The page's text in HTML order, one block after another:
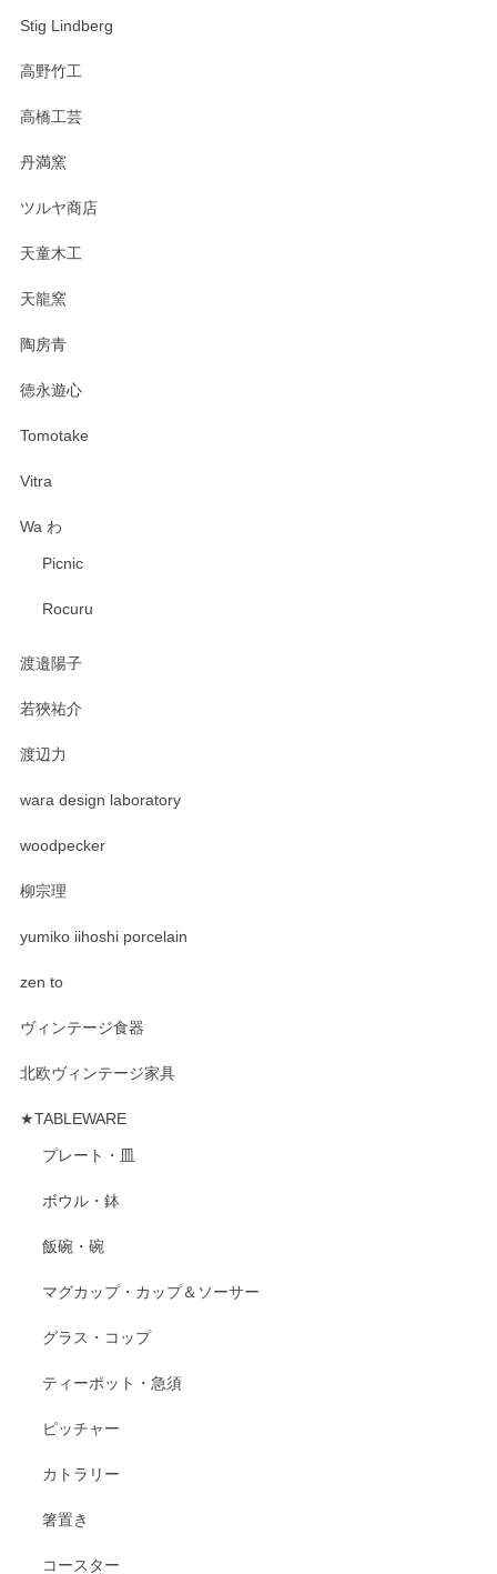
Stig Lindberg
高野竹工
高橋工芸
丹満窯
ツルヤ商店
天童木工
天龍窯
陶房青
徳永遊心
Tomotake
Vitra
Wa わ
Picnic
Rocuru
渡邉陽子
若狹祐介
渡辺力
wara design laboratory
woodpecker
柳宗理
yumiko iihoshi porcelain
zen to
ヴィンテージ食器
北欧ヴィンテージ家具
★TABLEWARE
プレート・皿
ボウル・鉢
飯碗・碗
マグカップ・カップ＆ソーサー
グラス・コップ
ティーポット・急須
ピッチャー
カトラリー
箸置き
コースター